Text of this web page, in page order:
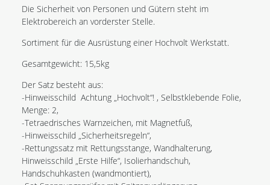
Die Sicherheit von Personen und Gütern steht im
Elektrobereich an vorderster Stelle.
Sortiment für die Ausrüstung einer Hochvolt Werkstatt.
Gesamtgewicht: 15,5kg
Der Satz besteht aus:
-Hinweisschild Achtung „Hochvolt“! , Selbstklebende Folie,
Menge: 2,
-Tetraedrisches Warnzeichen, mit Magnetfuß,
-Hinweisschild „Sicherheitsregeln“,
-Rettungssatz mit Rettungsstange, Wandhalterung,
Hinweisschild „Erste Hilfe“, Isolierhandschuh,
Handschuhkasten (wandmontiert),